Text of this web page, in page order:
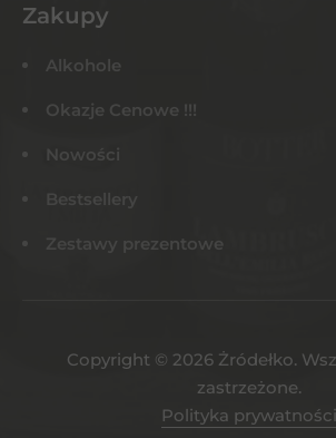
Zakupy
Alkohole
Okazje Cenowe !!!
Nowości
Bestsellery
Zestawy prezentowe
Copyright © 2026 Żródełko.
zastrzeżone.
Polityka prywatności